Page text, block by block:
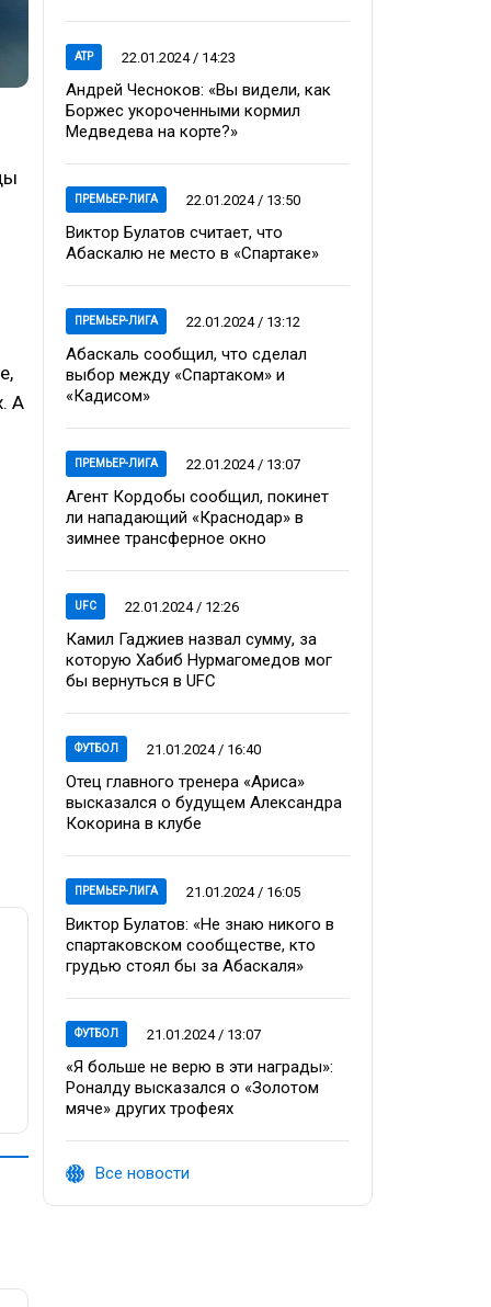
А
ATP 22.01.2024 / 14:23
Андрей Чесноков: «Вы видели, как
Боржес укороченными кормил
Медведева на корте?»
ПРЕМЬЕР-ЛИГА 22.01.2024 / 13:50
Виктор Булатов считает, что
Абаскалю не место в «Спартаке»
ПРЕМЬЕР-ЛИГА 22.01.2024 / 13:12
Абаскаль сообщил, что сделал
выбор между «Спартаком» и
«Кадисом»
ПРЕМЬЕР-ЛИГА 22.01.2024 / 13:07
Агент Кордобы сообщил, покинет
ли нападающий «Краснодар» в
зимнее трансферное окно
UFC 22.01.2024 / 12:26
Камил Гаджиев назвал сумму, за
которую Хабиб Нурмагомедов мог
бы вернуться в UFC
ФУТБОЛ 21.01.2024 / 16:40
Отец главного тренера «Ариса»
высказался о будущем Александра
Кокорина в клубе
ПРЕМЬЕР-ЛИГА 21.01.2024 / 16:05
Виктор Булатов: «Не знаю никого в
спартаковском сообществе, кто
грудью стоял бы за Абаскаля»
ФУТБОЛ 21.01.2024 / 13:07
«Я больше не верю в эти награды»:
Роналду высказался о «Золотом
мяче» других трофеях
Все новости